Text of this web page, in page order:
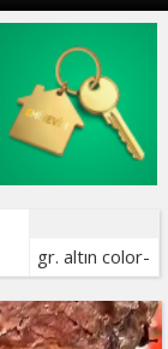
gr. altın color-